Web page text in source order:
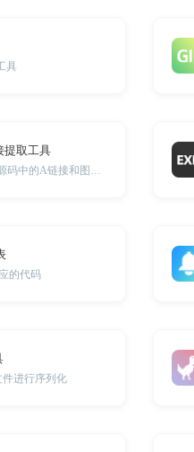
具
提取工具
的代码
件进行序列化